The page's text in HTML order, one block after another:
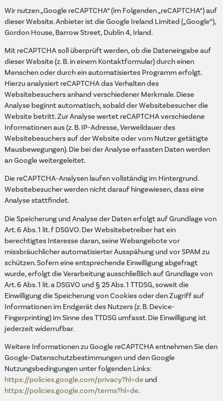
Wir nutzen „Google reCAPTCHA“ (im Folgenden „reCAPTCHA“) auf
dieser Website. Anbieter ist die Google Ireland Limited („Google“),
Gordon House, Barrow Street, Dublin 4, Irland.
Mit reCAPTCHA soll überprüft werden, ob die Dateneingabe auf
dieser Website (z. B. in einem Kontaktformular) durch einen
Menschen oder durch ein automatisiertes Programm erfolgt.
Hierzu analysiert reCAPTCHA das Verhalten des
Websitebesuchers anhand verschiedener Merkmale. Diese
Analyse beginnt automatisch, sobald der Websitebesucher die
Website betritt. Zur Analyse wertet reCAPTCHA verschiedene
Informationen aus (z. B. IP-Adresse, Verweildauer des
Websitebesuchers auf der Website oder vom Nutzer getätigte
Mausbewegungen). Die bei der Analyse erfassten Daten werden
an Google weitergeleitet.
Die reCAPTCHA-Analysen laufen vollständig im Hintergrund.
Websitebesucher werden nicht darauf hingewiesen, dass eine
Analyse stattfindet.
Die Speicherung und Analyse der Daten erfolgt auf Grundlage von
Art. 6 Abs. 1 lit. f DSGVO. Der Websitebetreiber hat ein
berechtigtes Interesse daran, seine Webangebote vor
missbräuchlicher automatisierter Ausspähung und vor SPAM zu
schützen. Sofern eine entsprechende Einwilligung abgefragt
wurde, erfolgt die Verarbeitung ausschließlich auf Grundlage von
Art. 6 Abs. 1 lit. a DSGVO und § 25 Abs. 1 TTDSG, soweit die
Einwilligung die Speicherung von Cookies oder den Zugriff auf
Informationen im Endgerät des Nutzers (z. B. Device-
Fingerprinting) im Sinne des TTDSG umfasst. Die Einwilligung ist
jederzeit widerrufbar.
Weitere Informationen zu Google reCAPTCHA entnehmen Sie den
Google-Datenschutzbestimmungen und den Google
Nutzungsbedingungen unter folgenden Links:
https://policies.google.com/privacy?hl=deund
https://policies.google.com/terms?hl=de.